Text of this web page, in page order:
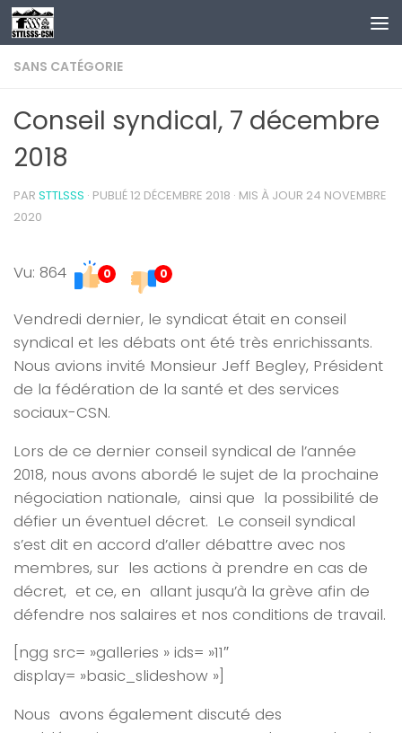
Au dessous du contenu
SANS CATÉGORIE
Conseil syndical, 7 décembre
2018
PAR STTLSSS · PUBLIÉ12 DÉCEMBRE 2018 · MIS À JOUR 24 NOVEMBRE
2020
Vu: 864 0 0
Vendredi dernier, le syndicat était en conseil
syndical et les débats ont été très enrichissants.
Nous avions invité Monsieur Jeff Begley, Président
de la fédération de la santé et des services
sociaux-CSN.
Lors de ce dernier conseil syndical de l’année
2018, nous avons abordé le sujet de la prochaine
négociation nationale, ainsi que la possibilité de
défier un éventuel décret. Le conseil syndical
s’est dit en accord d’aller débattre avec nos
membres, sur les actions à prendre en cas de
décret, et ce, en allant jusqu’à la grève afin de
défendre nos salaires et nos conditions de travail.
[ngg src= »galleries » ids= »11″
display= »basic_slideshow »]
Nous avons également discuté des